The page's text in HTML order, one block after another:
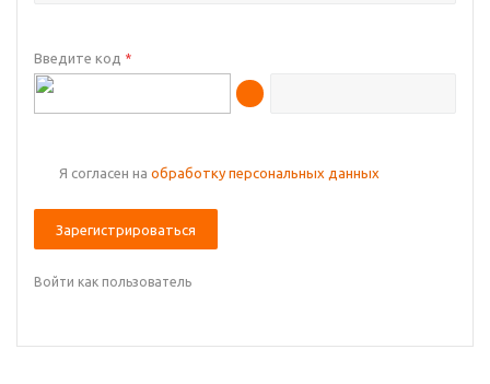
Введите код *
Я согласен на обработку персональных данных
Зарегистрироваться
Войти как пользователь